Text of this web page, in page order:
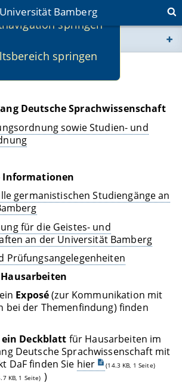
springen
springen
Universität Bamberg
bamberg.de
fis.uni-bamberg.de
und Dokumente
Deutsche Sprachwissenschaft
sowie Studien- und
Informationen
germanistischen Studiengänge an
für die Geistes- und
an der Universität Bamberg
Prüfungsangelegenheiten
Exposé(zur Kommunikation mit
bei der Themenfindung) finden
Deckblatt für Hausarbeiten im
Deutsche Sprachwissenschaft mit
DaF finden Sie hier (14.3 KB, 1 Seite)
KB, 1 Seite) )